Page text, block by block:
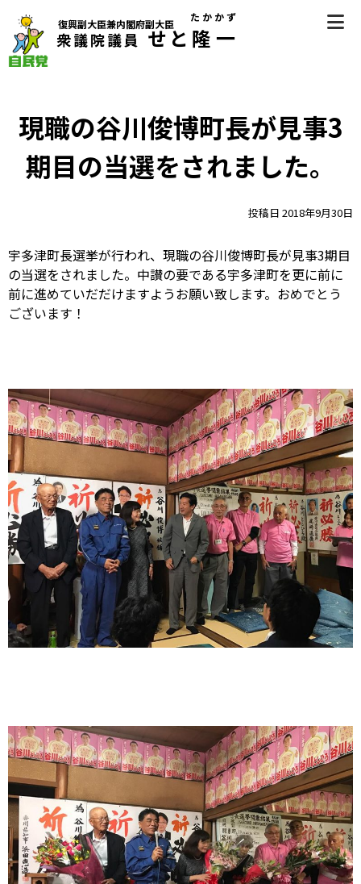
content
復興副大臣兼内閣府副大臣
衆議院議員 せと 隆一
たかかず
（せとたかかず）公式サイト
現職の谷川俊博町長が見事3
期目の当選をされました。
投稿日 2018年9月30日
宇多津町長選挙が行われ、現職の谷川俊博町長が見事3期目
の当選をされました。中讃の要である宇多津町を更に前に
前に進めていだだけますようお願い致します。おめでとう
ございます！